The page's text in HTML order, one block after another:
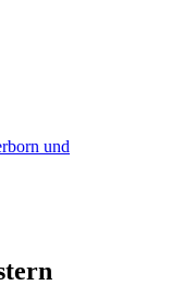
und